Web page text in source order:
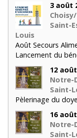
3 août
Saint-
Louis
Août Secours
Lancement du
12
Notre-
Saint-
Pèlerinage du
16
Notre-
Saint-